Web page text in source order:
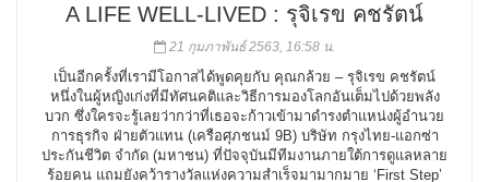
A LIFE WELL-LIVED : รุจิเรข คชรัตน์
21 กุมภาพันธ์ 2563, 16:58 น.
เป็นอีกครั้งที่เรามีโอกาสได้พูดคุยกับ คุณกล้วย – รุจิเรข คชรัตน์
หนึ่งในผู้หญิงเก่งที่มีทัศนคติและวิธีการมองโลกอันเต็มไปด้วยพลัง
บวก ซึ่งใครจะรู้เลยว่ากว่าที่เธอจะก้าวเข้ามาดำรงตำแหน่งผู้อำนวย
การธุรกิจ ฝ่ายตัวแทน (เครือศุภชนม์ 9B) บริษัท กรุงไทย-แอกซ่า
ประกันชีวิต จำกัด (มหาชน) ที่ปัจจุบันมีทีมงานภายใต้การดูแลหลาย
ร้อยคน แถมยังคว้ารางวัลแห่งความสำเร็จมามากมาย ‘First Step’